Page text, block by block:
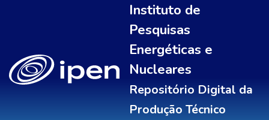
Instituto de
Pesquisas
Energéticas e
Nucleares
Repositório Digital da
Produção Técnico